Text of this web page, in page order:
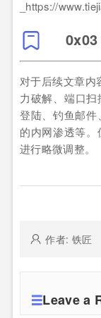
对于后续文章内
力破解、端口
登陆、钓鱼邮
的内网渗透等
进行略微调整。
作者: 铁匠
Leave a